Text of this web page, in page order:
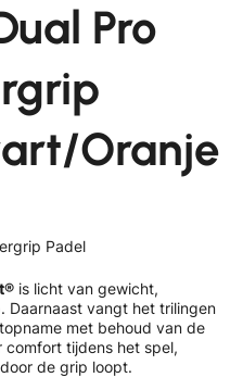
Pro
Oranje
Padel
is licht van gewicht,
Daarnaast vangt het trilingen
met behoud van de
comfort tijdens het spel,
de grip loopt.